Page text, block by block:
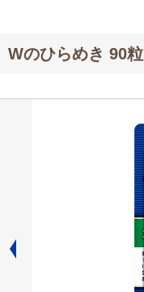
Wのひらめき 90粒